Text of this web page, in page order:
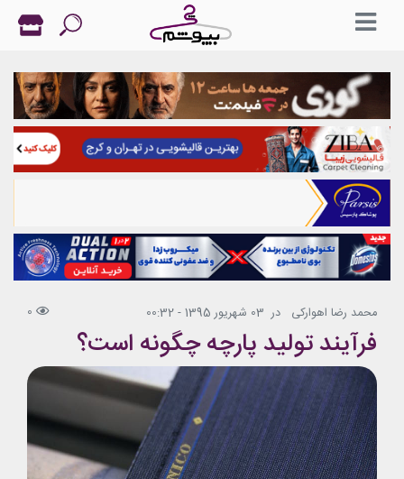
محمد رضا اهوارکی در 03 شهریور 1395 - 00:32 0
فرآیند تولید پارچه چگونه است؟